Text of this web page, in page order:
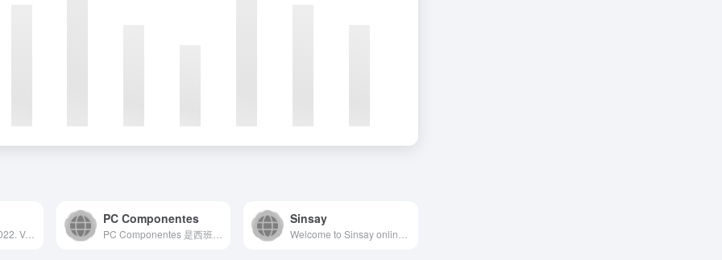
Beste webwinkel 2022. Voor 23.59u besteld? Morgen gratis bezorgd. Ook op zondag! Gratis retourneren.
PC Componentes Sinsay